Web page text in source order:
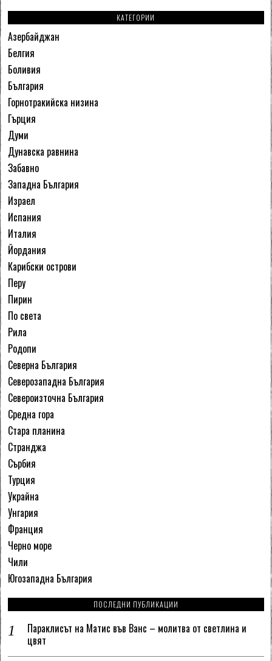
КАТЕГОРИИ
Азербайджан
Белгия
Боливия
България
Горнотракийска низина
Гърция
Думи
Дунавска равнина
Забавно
Западна България
Израел
Испания
Италия
Йордания
Карибски острови
Перу
Пирин
По света
Рила
Родопи
Северна България
Северозападна България
Североизточна България
Средна гора
Стара планина
Странджа
Сърбия
Турция
Украйна
Унгария
Франция
Черно море
Чили
Югозападна България
ПОСЛЕДНИ ПУБЛИКАЦИИ
Параклисът на Матис във Ванс – молитва от светлина и
цвят